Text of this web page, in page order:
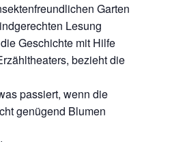
Garten
Lesung
Geschichte mit Hilfe
bezieht die
passiert, wenn die
genügend Blumen